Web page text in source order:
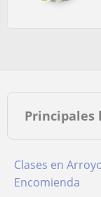
Principales
Clases en
Encomienda